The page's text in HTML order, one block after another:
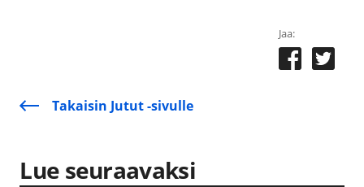
Jaa:
Takaisin Jutut -sivulle
Lue seuraavaksi